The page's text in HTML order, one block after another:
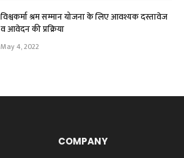
विश्वकर्मा श्रम सम्मान योजना के लिए आवश्यक दस्तावेज
व आवेदन की प्रक्रिया
May 4, 2022
COMPANY